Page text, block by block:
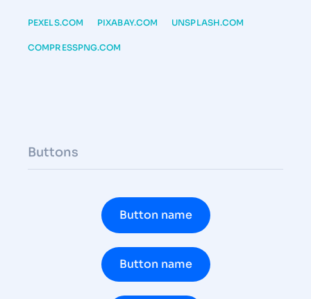
PEXELS.COM PIXABAY.COM UNSPLASH.COM
COMPRESSPNG.COM
Buttons
Button name
Button name